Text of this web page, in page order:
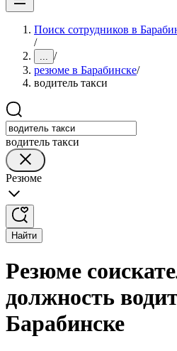
Поиск сотрудников в
/
... /
резюме в Барабинске/
водитель такси
водитель такси
Резюме
Найти
Резюме
должность
Барабинске